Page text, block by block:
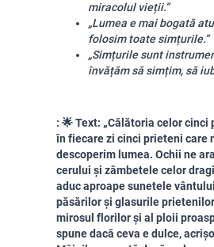
miracolul vieții.”
„Lumea e mai bogată
folosim toate simțurile.”
„Simțurile sunt
învățăm să simțim, să
: 🌟 Text: „Călătoria celor cinci
în fiecare zi cinci prieteni care
descoperim lumea. Ochii ne
cerului și zâmbetele celor
aduc aproape sunetele
păsărilor și glasurile
mirosul florilor și al ploii
spune dacă ceva e dulce,